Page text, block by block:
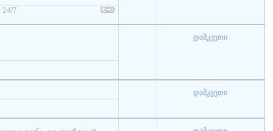
24/7
დამკვეთი
დამკვეთი